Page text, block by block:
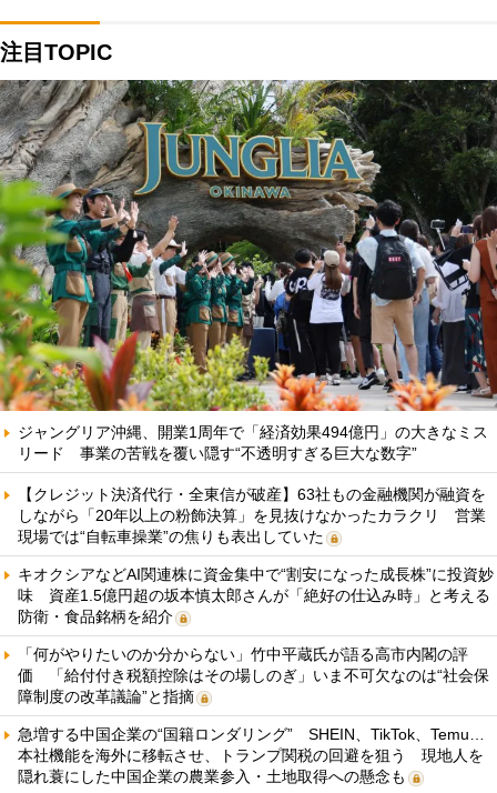
注目TOPIC
ジャングリア沖縄、開業1周年で「経済効果494億円」の大きなミス
リード 事業の苦戦を覆い隠す“不透明すぎる巨大な数字”
【クレジット決済代行・全東信が破産】63社もの金融機関が融資を
しながら「20年以上の粉飾決算」を見抜けなかったカラクリ 営業
現場では“自転車操業”の焦りも表出していた
キオクシアなどAI関連株に資金集中で“割安になった成長株”に投資妙
味 資産1.5億円超の坂本慎太郎さんが「絶好の仕込み時」と考える
防衛・食品銘柄を紹介
「何がやりたいのか分からない」竹中平蔵氏が語る高市内閣の評
価 「給付付き税額控除はその場しのぎ」いま不可欠なのは“社会保
障制度の改革議論”と指摘
急増する中国企業の“国籍ロンダリング” SHEIN、TikTok、Temu…
本社機能を海外に移転させ、トランプ関税の回避を狙う 現地人を
隠れ蓑にした中国企業の農業参入・土地取得への懸念も